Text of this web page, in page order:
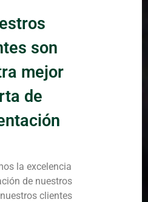
son
mejor
de
la excelencia
de nuestros
clientes